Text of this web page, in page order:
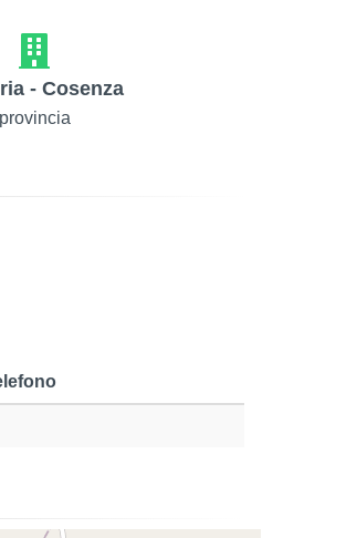
- Cosenza
provincia